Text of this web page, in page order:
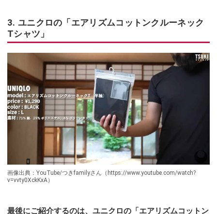
3. ユニクロの「エアリズムコットンクルーネック
Tシャツ」
画像出典：YouTube/つきfamilyさん（https://www.youtube.com/watch?
v=vvty0XckKxA）
最後にご紹介するのは、ユニクロの「エアリズムコットン